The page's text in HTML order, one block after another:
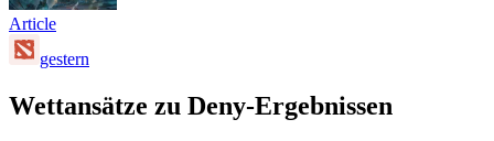
Article
gestern
Wettansätze zu Deny-Ergebnissen